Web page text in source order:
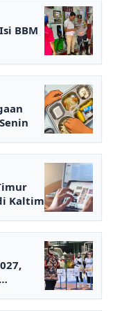
BBM
Kaltim